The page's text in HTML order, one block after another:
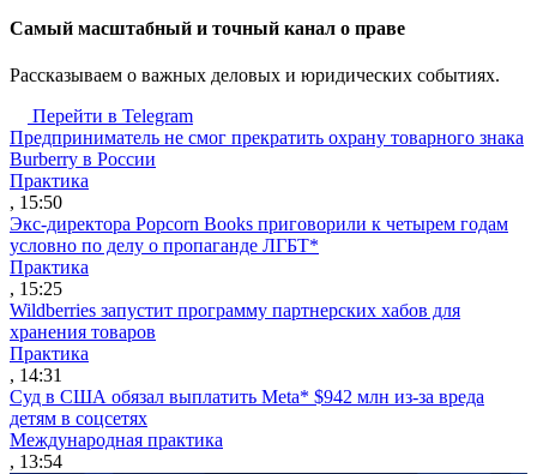
Cамый масштабный и точный канал о праве
Рассказываем о важных деловых и юридических событиях.
Перейти в Telegram
Предприниматель не смог прекратить охрану товарного знака
Burberry в России
Практика
, 15:50
Экс-директора Popcorn Books приговорили к четырем годам
условно по делу о пропаганде ЛГБТ*
Практика
, 15:25
Wildberries запустит программу партнерских хабов для
хранения товаров
Практика
, 14:31
Суд в США обязал выплатить Meta* $942 млн из-за вреда
детям в соцсетях
Международная практика
, 13:54